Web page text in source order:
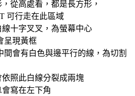
從高處看，都是長方形，
可行走在此區域
十字叉叉，為螢幕中心
呈現黃框
間會有白色與邊平行的線，為切割
照此白線分裂成兩塊
寫在左下角